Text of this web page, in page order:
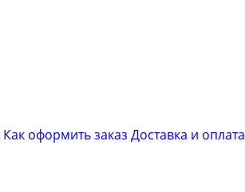
Как оформить заказ Доставка и оплата